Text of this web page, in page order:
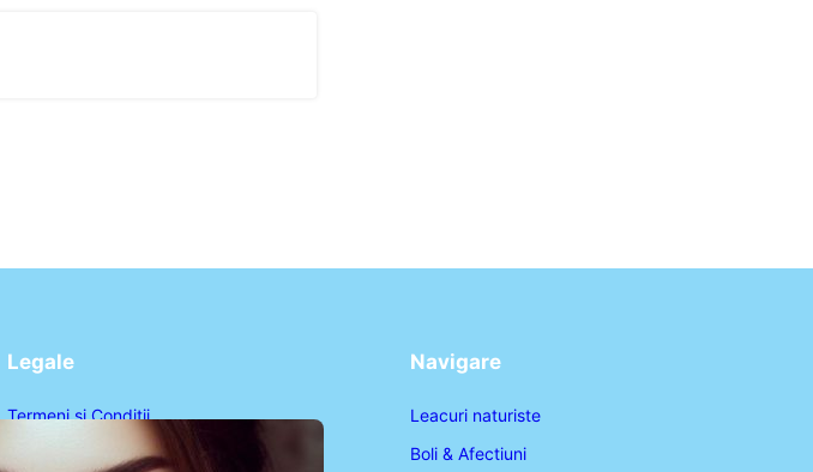
Legale
Termeni și Condiții
Politica de Confidențialitate
Navigare
Leacuri naturiste
Boli & Afectiuni